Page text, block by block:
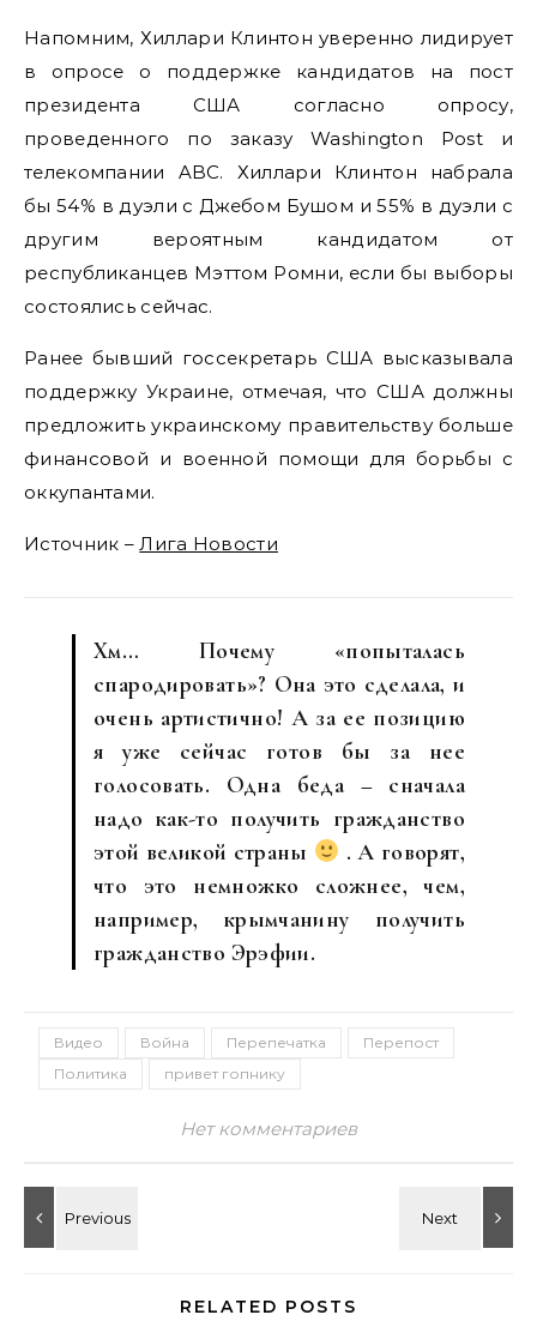
Напомним, Хиллари Клинтон уверенно лидирует
в опросе о поддержке кандидатов на пост
президента США согласно опросу,
проведенного по заказу Washington Post и
телекомпании ABC. Хиллари Клинтон набрала
бы 54% в дуэли с Джебом Бушом и 55% в дуэли с
другим вероятным кандидатом от
республиканцев Мэттом Ромни, если бы выборы
состоялись сейчас.
Ранее бывший госсекретарь США высказывала
поддержку Украине, отмечая, что США должны
предложить украинскому правительству больше
финансовой и военной помощи для борьбы с
оккупантами.
Источник –Лига Новости
Хм… Почему «попыталась
спародировать»? Она это сделала, и
очень артистично! А за ее позицию
я уже сейчас готов бы за нее
голосовать. Одна беда – сначала
надо как-то получить гражданство
этой великой страны
. А говорят,
что это немножко сложнее, чем,
например, крымчанину получить
гражданство Эрэфии.
Видео Война Перепечатка
Перепост
Политика
привет гопнику
Нет комментариев
RELATED POSTS